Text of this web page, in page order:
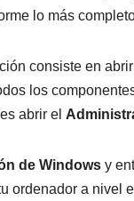
lo más
consiste en abrir
los
abrir el
de Windows y
ordenador a nivel